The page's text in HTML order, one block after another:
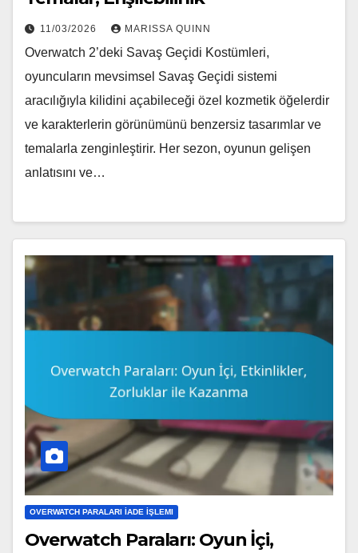
11/03/2026 MARISSA QUINN
Overwatch 2’deki Savaş Geçidi Kostümleri,
oyuncuların mevsimsel Savaş Geçidi sistemi
aracılığıyla kilidini açabileceği özel kozmetik öğelerdir
ve karakterlerin görünümünü benzersiz tasarımlar ve
temalarla zenginleştirir. Her sezon, oyunun gelişen
anlatısını ve…
OVERWATCH PARALARI İADE İŞLEMI
Overwatch Paraları: Oyun İçi,